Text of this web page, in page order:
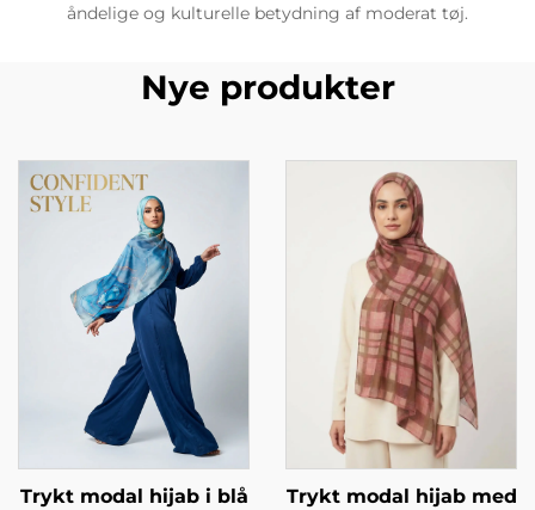
åndelige og kulturelle betydning af moderat tøj.
Nye produkter
Trykt modal hijab i blå
Trykt modal hijab med